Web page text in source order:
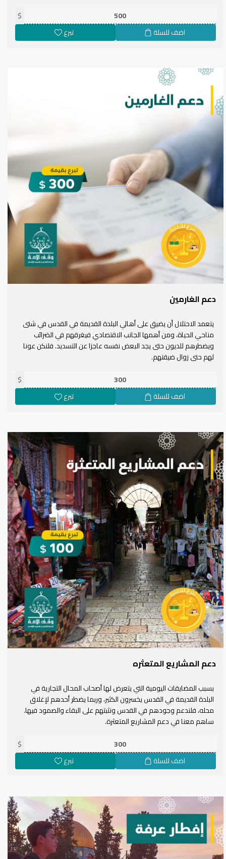
$
اضف للسلة تبرع
دعم الغارمين
يتعمد الاحتلال أن يضيق على أهالي البلدة القديمة في القدس في شتى
مناحي الحياة، ومن أهمها الجانب الاقتصادي فيغرقهم في الضرائب
ويضطرهم للديون حتى يجد البعض نفسه عاجزا عن التسديد. فلنكن عونا
لهم حتى زوال ضيقتهم.
$
اضف للسلة تبرع
دعم المشاريع المتعثره
بسبب المضايقات اليومية التي يتعرض لها أصحاب المحال التجارية في
البلدة القديمة في القدس يخسرون الكثير، وربما يضطر أحدهم لإغلاق
محله، فلندعم وجودهم في القدس ونثبتهم على البقاء والصمود فيها.
ساهم معنا في دعم المشاريع المتعثرة.
$
اضف للسلة تبرع